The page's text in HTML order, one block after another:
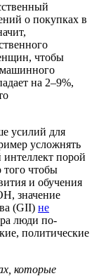
о покупках в
чтобы
машинного
на 2–9%,
усилий для
усложнять
порой
чтобы
и обучения
значение
(GII) не
люди по-
политические
которые